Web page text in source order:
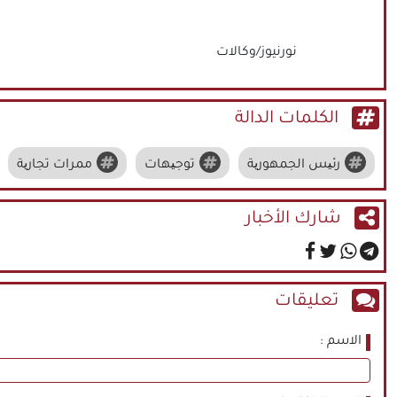
نورنيوز/وكالات
الكلمات الدالة
رئیس الجمهوریة توجیهات ممرات تجاریة
شارك الأخبار
تعليقات
الاسم